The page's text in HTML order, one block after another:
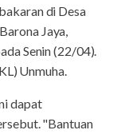
di Desa
Jaya,
Senin (22/04).
Unmuha.
dapat
"Bantuan